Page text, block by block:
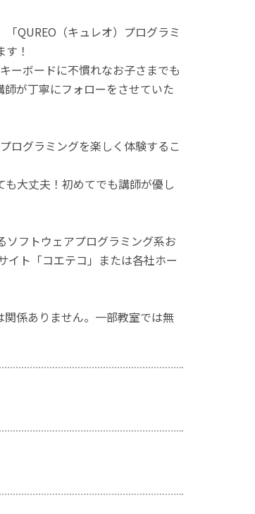
QUREO（キュレオ）プログラミ
！
ーボードに不慣れなお子さまでも
が丁寧にフォローをさせていた
ログラミングを楽しく体験するこ
大丈夫！初めてでも講師が優し
フトウェアプログラミング系お
イト「コエテコ」または各社ホー
係ありません。一部教室では無